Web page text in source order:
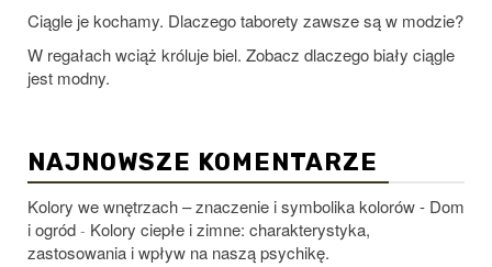
Ciągle je kochamy. Dlaczego taborety zawsze są w modzie?
W regałach wciąż króluje biel. Zobacz dlaczego biały ciągle
jest modny.
NAJNOWSZE KOMENTARZE
Kolory we wnętrzach – znaczenie i symbolika kolorów - Dom
i ogród - Kolory ciepłe i zimne: charakterystyka,
zastosowania i wpływ na naszą psychikę.